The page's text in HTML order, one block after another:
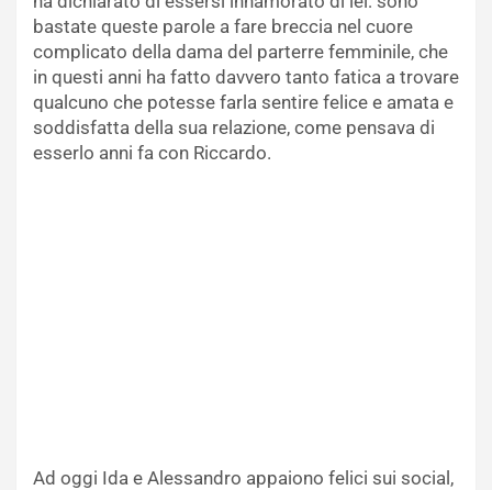
bastate queste parole a fare breccia nel cuore
complicato della dama del parterre femminile, che
in questi anni ha fatto davvero tanto fatica a trovare
qualcuno che potesse farla sentire felice e amata e
soddisfatta della sua relazione, come pensava di
esserlo anni fa con Riccardo.
Ad oggi Ida e Alessandro appaiono felici sui social,